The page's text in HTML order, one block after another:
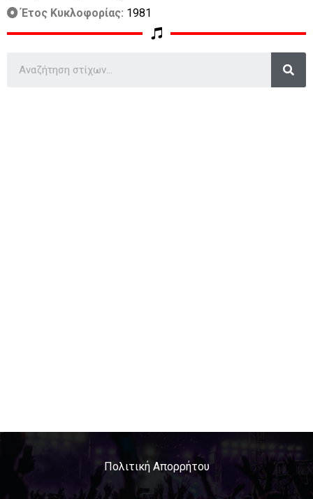
Έτος Κυκλοφορίας: 1981
Πολιτική Απορρήτου